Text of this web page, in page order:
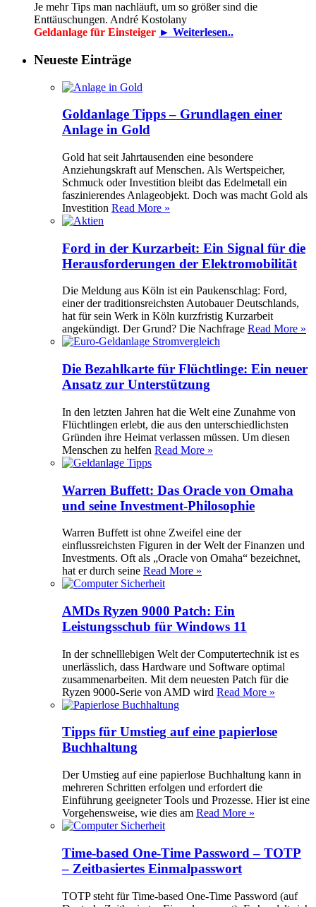
Je mehr Tips man nachläuft, um so größer sind die
Enttäuschungen. André Kostolany
Geldanlage für Einsteiger ► Weiterlesen..
Neueste Einträge
Goldanlage Tipps – Grundlagen einer
Anlage in Gold
Gold hat seit Jahrtausenden eine besondere
Anziehungskraft auf Menschen. Als Wertspeicher,
Schmuck oder Investition bleibt das Edelmetall ein
faszinierendes Anlageobjekt. Doch was macht Gold als
Investition Read More »
Ford in der Kurzarbeit: Ein Signal für die
Herausforderungen der Elektromobilität
Die Meldung aus Köln ist ein Paukenschlag: Ford,
einer der traditionsreichsten Autobauer Deutschlands,
hat für sein Werk in Köln kurzfristig Kurzarbeit
angekündigt. Der Grund? Die Nachfrage Read More »
Die Bezahlkarte für Flüchtlinge: Ein neuer
Ansatz zur Unterstützung
In den letzten Jahren hat die Welt eine Zunahme von
Flüchtlingen erlebt, die aus den unterschiedlichsten
Gründen ihre Heimat verlassen müssen. Um diesen
Menschen zu helfen Read More »
Warren Buffett: Das Oracle von Omaha
und seine Investment-Philosophie
Warren Buffett ist ohne Zweifel eine der
einflussreichsten Figuren in der Welt der Finanzen und
Investments. Oft als „Oracle von Omaha“ bezeichnet,
hat er durch seine Read More »
AMDs Ryzen 9000 Patch: Ein
Leistungsschub für Windows 11
In der schnelllebigen Welt der Computertechnik ist es
unerlässlich, dass Hardware und Software optimal
zusammenarbeiten. Mit dem neuesten Patch für die
Ryzen 9000-Serie von AMD wird Read More »
Tipps für Umstieg auf eine papierlose
Buchhaltung
Der Umstieg auf eine papierlose Buchhaltung kann in
mehreren Schritten erfolgen und erfordert die
Einführung geeigneter Tools und Prozesse. Hier ist eine
Vorgehensweise, wie dies am Read More »
Time-based One-Time Password – TOTP
– Zeitbasiertes Einmalpasswort
TOTP steht für Time-based One-Time Password (auf